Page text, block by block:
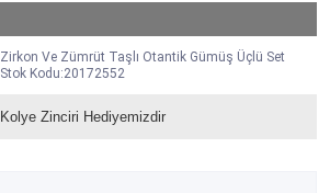
Zirkon Ve Zümrüt Taşlı Otantik Gümüş Üçlü Set
Stok Kodu:20172552
Kolye Zinciri Hediyemizdir